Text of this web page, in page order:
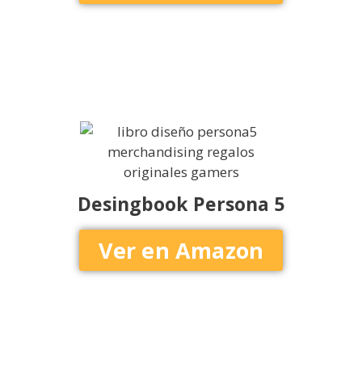
Desingbook Persona 5
Ver en Amazon